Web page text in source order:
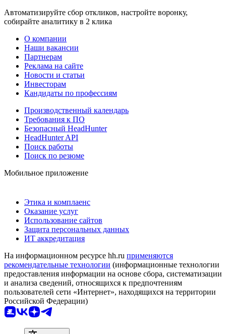
Автоматизируйте сбор откликов, настройте воронку,
собирайте аналитику в 2 клика
О компании
Наши вакансии
Партнерам
Реклама на сайте
Новости и статьи
Инвесторам
Кандидаты по профессиям
Производственный календарь
Требования к ПО
Безопасный HeadHunter
HeadHunter API
Поиск работы
Поиск по резюме
Мобильное приложение
Этика и комплаенс
Оказание услуг
Использование сайтов
Защита персональных данных
ИТ аккредитация
На информационном ресурсе hh.ru применяются
рекомендательные технологии (информационные технологии
предоставления информации на основе сбора, систематизации
и анализа сведений, относящихся к предпочтениям
пользователей сети «Интернет», находящихся на территории
Российской Федерации)